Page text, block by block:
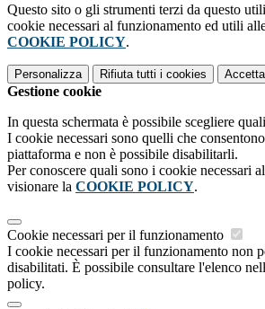
Questo sito o gli strumenti terzi da questo
cookie necessari al funzionamento ed utili
COOKIE POLICY.
Personalizza Rifiuta tutti i cookies
Gestione cookie
In questa schermata è possibile scegliere
I cookie necessari sono quelli che
piattaforma e non è possibile disabilitarli.
Per conoscere quali sono i cookie necessari
visionare la COOKIE POLICY.
Cookie necessari per il funzionamento
I cookie necessari per il funzionamento non
disabilitati. È possibile consultare l'elenco
policy.